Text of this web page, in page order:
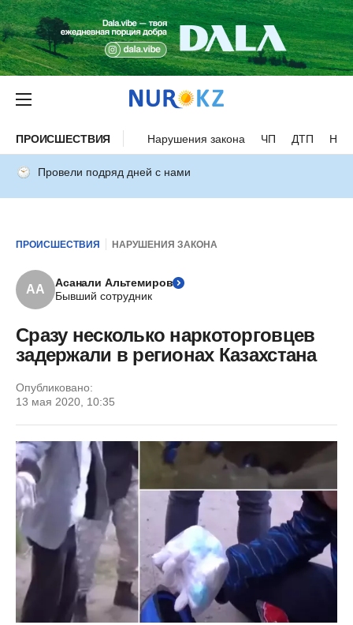
ПРОИСШЕСТВИЯ Нарушения закона ЧП ДТП
Провели подряд дней с нами
ПРОИСШЕСТВИЯ НАРУШЕНИЯ ЗАКОНА
АА
Асанали Альтемиров
Бывший сотрудник
Сразу несколько наркоторговцев
задержали в регионах Казахстана
Опубликовано:
13 мая 2020, 10:35